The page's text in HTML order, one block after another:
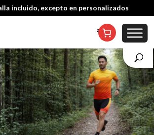
incluido, excepto en personalizados